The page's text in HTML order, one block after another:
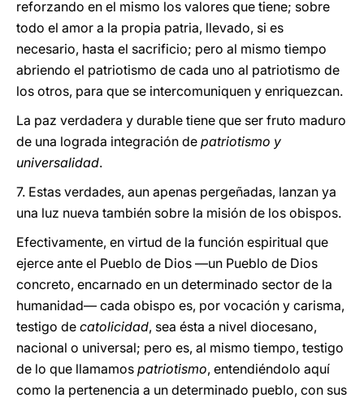
reforzando en el mismo los valores que tiene; sobre
todo el amor a la propia patria, llevado, si es
necesario, hasta el sacrificio; pero al mismo tiempo
abriendo el patriotismo de cada uno al patriotismo de
los otros, para que se intercomuniquen y enriquezcan.
La paz verdadera y durable tiene que ser fruto maduro
de una lograda integración de patriotismo y
universalidad.
7. Estas verdades, aun apenas pergeñadas, lanzan ya
una luz nueva también sobre la misión de los obispos.
Efectivamente, en virtud de la función espiritual que
ejerce ante el Pueblo de Dios —un Pueblo de Dios
concreto, encarnado en un determinado sector de la
humanidad— cada obispo es, por vocación y carisma,
testigo de catolicidad, sea ésta a nivel diocesano,
nacional o universal; pero es, al mismo tiempo, testigo
de lo que llamamos patriotismo, entendiéndolo aquí
como la pertenencia a un determinado pueblo, con sus